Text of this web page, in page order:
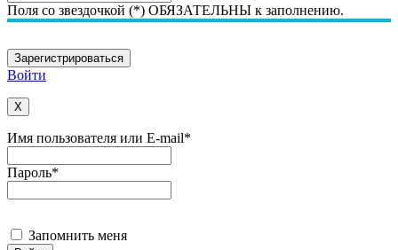
Поля со звездочкой (*) ОБЯЗАТЕЛЬНЫ к заполнению.
Войти
X
Имя пользователя или E-mail*
Пароль*
Запомнить меня